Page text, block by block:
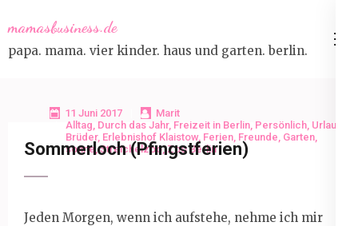
to
content
mamasbusiness.de
papa. mama. vier kinder. haus und garten. berlin.
11 Juni 2017
Marit
Alltag, Durch das Jahr, Freizeit in Berlin, Persönlich, Urlaub
Brüder, Erlebnishof Klaistow, Ferien, Freunde, Garten,
sonne ,Streichelzoo,Zoo Berlin
Sommerloch (Pfingstferien)
Jeden Morgen, wenn ich aufstehe, nehme ich mir